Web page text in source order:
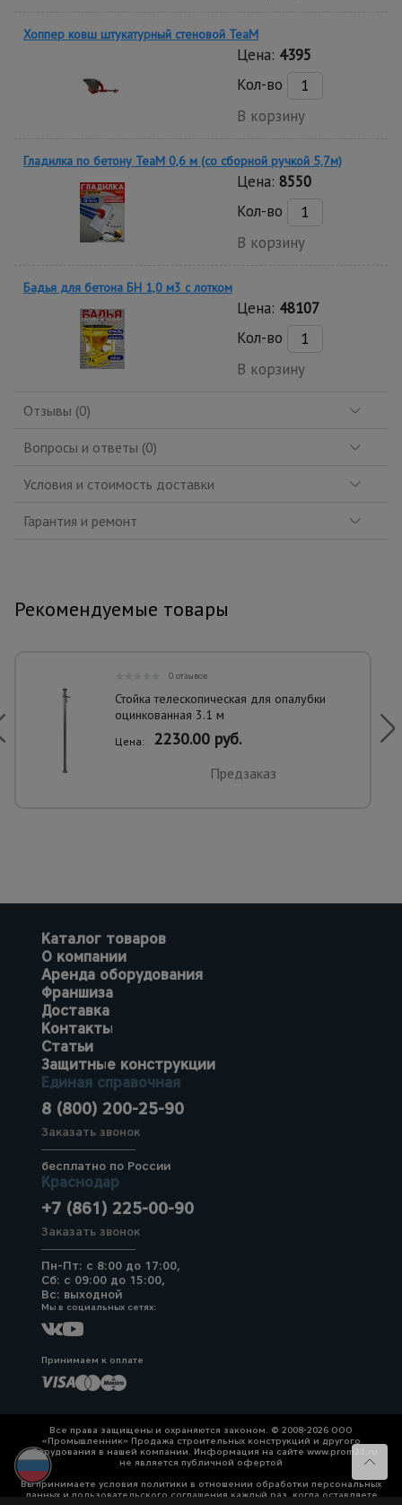
Хоппер ковш штукатурный стеновой TeaM
Цена: 4395
Кол-во
В корзину
Гладилка по бетону TeaM 0,6 м (со сборной ручкой 5,7м)
Цена: 8550
Кол-во
В корзину
Бадья для бетона БН 1,0 м3 c лотком
Цена: 48107
Кол-во
В корзину
Отзывы (0)
Вопросы и ответы (0)
Условия и стоимость доставки
Гарантия и ремонт
Рекомендуемые товары
0 отзывов
Стойка телескопическая для опалубки
оцинкованная 3.1 м
Цена: 2230.00 руб.
Предзаказ
Каталог товаров
О компании
Аренда оборудования
Франшиза
Доставка
Контакты
Статьи
Защитные конструкции
Единая справочная
8 (800) 200-25-90
Заказать звонок
бесплатно по России
Краснодар
+7 (861) 225-00-90
Заказать звонок
Пн-Пт: с 8:00 до 17:00,
Сб: с 09:00 до 15:00,
Вс: выходной
Мы в социальных сетях:
Принимаем к оплате
Все права защищены и охраняются законом. © 2008-2026 ООО
«Промышленник» Продажа строительных конструкций и другого
оборудования в нашей компании. Информация на сайте www.prom23.ru
не является публичной офертой
Вы принимаете условия политики в отношении обработки персональных
данных и пользовательского соглашения каждый раз, когда оставляете